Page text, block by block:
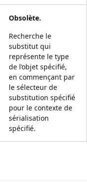
Obsolète.
Recherche le
substitut qui
représente le type
de l’objet spécifié,
en commençant par
le sélecteur de
substitution spécifié
pour le contexte de
sérialisation
spécifié.